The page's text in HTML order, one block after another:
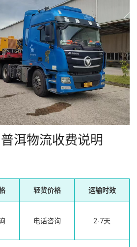
洱物流收费说明
轻货价格 运输时效
电话咨询 2-7天